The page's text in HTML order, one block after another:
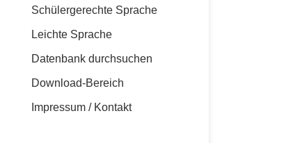
Schülergerechte Sprache
Leichte Sprache
Datenbank durchsuchen
Download-Bereich
Impressum / Kontakt